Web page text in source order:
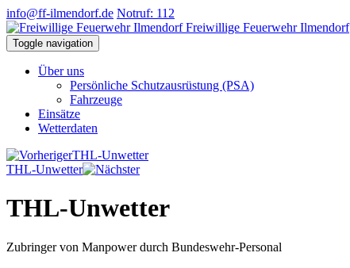
info@ff-ilmendorf.de Notruf: 112
Freiwillige Feuerwehr Ilmendorf
Toggle navigation
Über uns
Persönliche Schutzausrüstung (PSA)
Fahrzeuge
Einsätze
Wetterdaten
THL-Unwetter
THL-Unwetter
THL-Unwetter
Zubringer von Manpower durch Bundeswehr-Personal